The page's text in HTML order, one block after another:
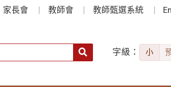
家長會 教師會 教師甄選系統
字級： 小